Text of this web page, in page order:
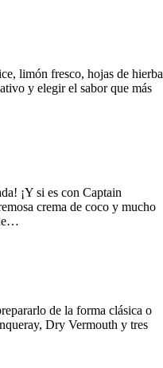
limón fresco, hojas de hierba
y elegir el sabor que más
¡Y si es con Captain
crema de coco y mucho
de la forma clásica o
Dry Vermouth y tres